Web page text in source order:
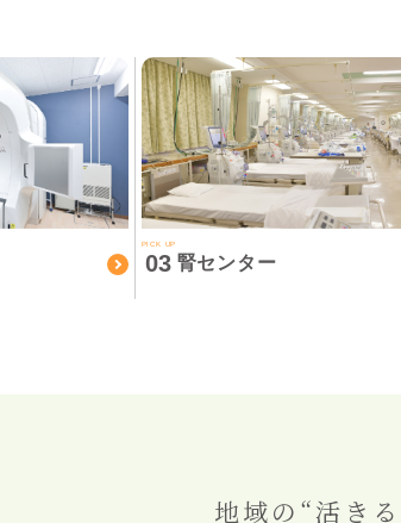
PICK UP
03 腎センター
地域の“活き